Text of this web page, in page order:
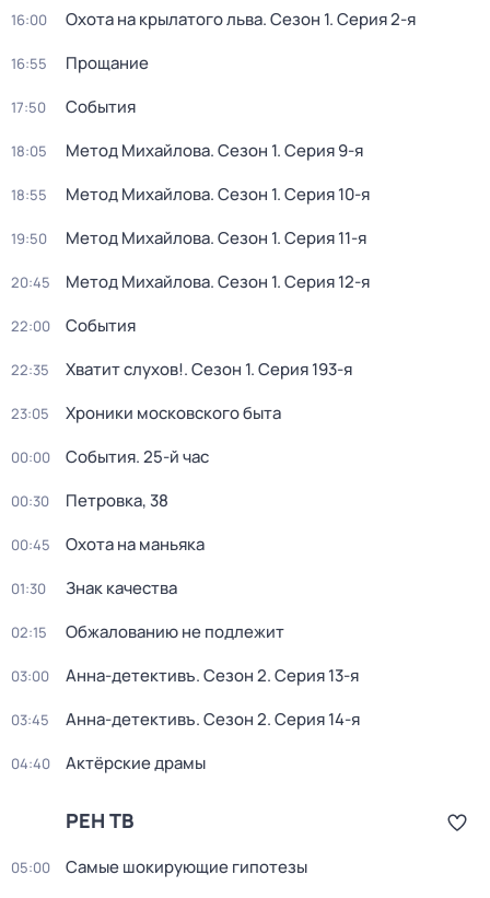
16:00 Охота на крылатого льва. Сезон 1. Серия 2-я
16:55 Прощание
17:50 События
18:05 Метод Михайлова. Сезон 1. Серия 9-я
18:55 Метод Михайлова. Сезон 1. Серия 10-я
19:50 Метод Михайлова. Сезон 1. Серия 11-я
20:45 Метод Михайлова. Сезон 1. Серия 12-я
22:00 События
22:35 Хватит слухов!. Сезон 1. Серия 193-я
23:05 Хроники московского быта
00:00 События. 25-й час
00:30 Петровка, 38
00:45 Охота на маньяка
01:30 Знак качества
02:15 Обжалованию не подлежит
03:00 Анна-детективъ. Сезон 2. Серия 13-я
03:45 Анна-детективъ. Сезон 2. Серия 14-я
04:40 Актёрские драмы
РЕН ТВ
05:00 Самые шoкиpующие гипотезы